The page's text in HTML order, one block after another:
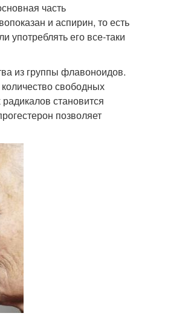
часть
и аспирин, то есть
употреблять его все-таки
из группы флавоноидов.
свободных
становится
позволяет